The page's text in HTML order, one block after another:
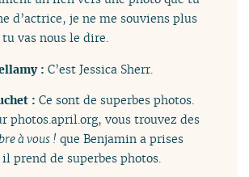
d’actrice, je ne me souviens plus
vas nous le dire.
:C’est Jessica Sherr.
:Ce sont de superbes photos.
photos.april.org, vous trouvez des
à vous ! que Benjamin a prises
prend de superbes photos.